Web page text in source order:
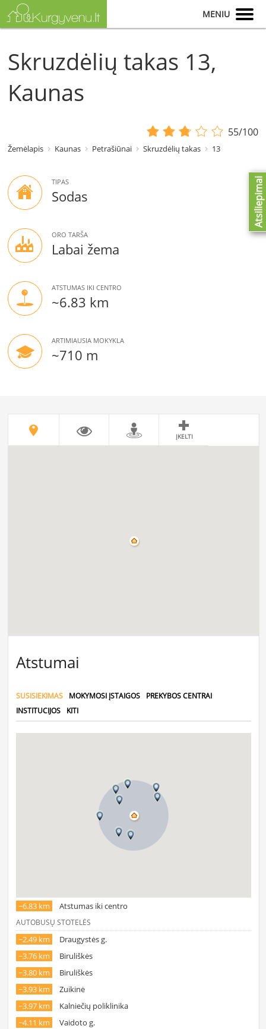
MENIU
Skruzdėlių takas 13,
Kaunas
55/100
Žemėlapis Kaunas Petrašiūnai Skruzdėlių takas 13
TIPAS
Sodas
ORO TARŠA
Labai žema
ATSTUMAS IKI CENTRO
~6.83 km
ARTIMIAUSIA MOKYKLA
~710 m
ĮKELTI
Atstumai
SUSISIEKIMAS MOKYMOSI ĮSTAIGOS
PREKYBOS CENTRAI
INSTITUCIJOS
KITI
~6.83 km Atstumas iki centro
AUTOBUSŲ STOTELĖS
~2.49 km
Draugystės g.
~3.76 km
Biruliškės
~3.80 km
Biruliškės
~3.93 km
Zuikinė
~3.97 km
Kalniečių poliklinika
~4.11 km
Vaidoto g.
Atsiliepimai